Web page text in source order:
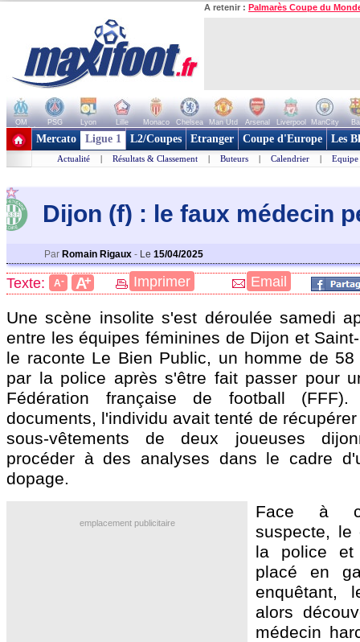
A retenir : Palmarès Coupe du
OM PSG Lyon Lille Monaco Chelsea Man Utd Arsenal Liverpool ManCity
+ de clubs
Mercato Ligue 1 L2/Coupes Etranger Coupe d'Europe Les
Actualité | Résultats & Classement | Buteurs | Calendrier | Equipe
Dijon (f) : le faux médecin
Par Romain Rigaux - Le 15/04/2025
Texte: A- A+ Imprimer Email
Une scène insolite s'est déroulée samedi
entre les équipes féminines de Dijon et
le raconte Le Bien Public, un homme de
par la police après s'être fait passer pour
Fédération française de football
documents, l'individu avait tenté de
sous-vêtements de deux joueuses
procéder à des analyses dans le cadre
dopage.
emplacement publicitaire
Face à
suspecte, le
la police et
placé en
enquêtant,
alors
médecin